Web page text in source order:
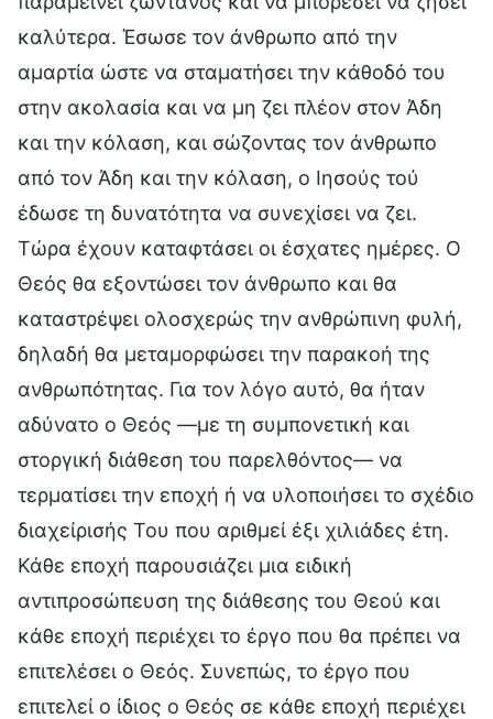
καλύτερα. Έσωσε τον άνθρωπο από την
αμαρτία ώστε να σταματήσει την κάθοδό του
στην ακολασία και να μη ζει πλέον στον Άδη
και την κόλαση, και σώζοντας τον άνθρωπο
από τον Άδη και την κόλαση, ο Ιησούς τού
έδωσε τη δυνατότητα να συνεχίσει να ζει.
Τώρα έχουν καταφτάσει οι έσχατες ημέρες. Ο
Θεός θα εξοντώσει τον άνθρωπο και θα
καταστρέψει ολοσχερώς την ανθρώπινη φυλή,
δηλαδή θα μεταμορφώσει την παρακοή της
ανθρωπότητας. Για τον λόγο αυτό, θα ήταν
αδύνατο ο Θεός —με τη συμπονετική και
στοργική διάθεση του παρελθόντος— να
τερματίσει την εποχή ή να υλοποιήσει το σχέδιο
διαχείρισής Του που αριθμεί έξι χιλιάδες έτη.
Κάθε εποχή παρουσιάζει μια ειδική
αντιπροσώπευση της διάθεσης του Θεού και
κάθε εποχή περιέχει το έργο που θα πρέπει να
επιτελέσει ο Θεός. Συνεπώς, το έργο που
επιτελεί ο ίδιος ο Θεός σε κάθε εποχή περιέχει